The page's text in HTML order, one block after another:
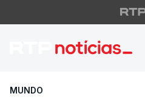
"Uma
MUNDO